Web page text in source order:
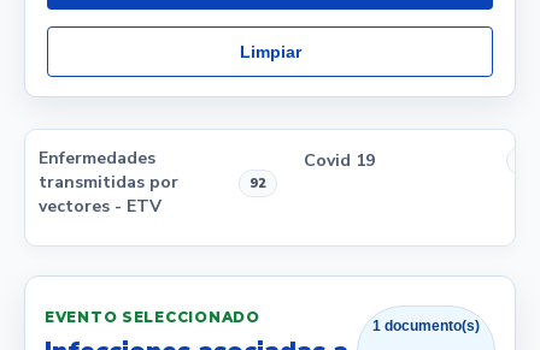
Limpiar
Enfermedades
transmitidas por
vectores - ETV
92
Covid 19
EVENTO SELECCIONADO 1 documento(s)